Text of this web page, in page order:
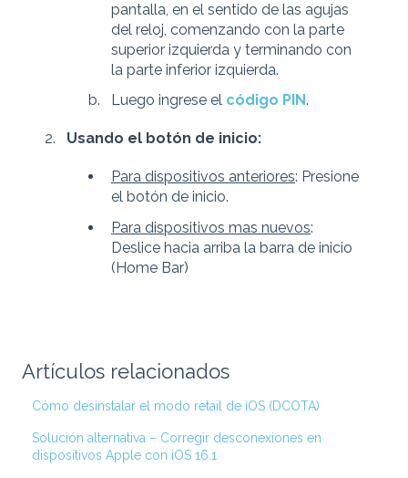
pantalla, en el sentido de las agujas
del reloj, comenzando con la parte
superior izquierda y terminando con
la parte inferior izquierda.
Luego ingrese el código PIN.
Usando el botón de inicio:
Para dispositivos anteriores: Presione
el botón de inicio.
Para dispositivos mas nuevos:
Deslice hacia arriba la barra de inicio
(Home Bar)
Artículos relacionados
Cómo desinstalar el modo retail de iOS (DCOTA)
Solución alternativa – Corregir desconexiones en
dispositivos Apple con iOS 16.1